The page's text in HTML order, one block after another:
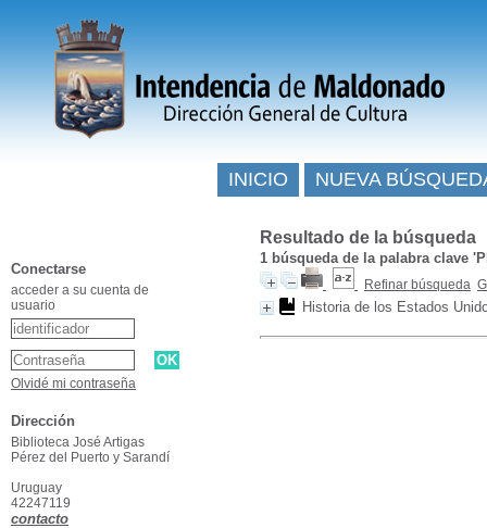
Resultado de la búsqueda
1 búsqueda de la palabra clave
Refinar búsqueda
Historia de los Estados
INICIO NUEVA
Conectarse
acceder a su cuenta de
usuario
Olvidé mi contraseña
Dirección
Biblioteca José Artigas
Pérez del Puerto y Sarandí
Uruguay
42247119
contacto